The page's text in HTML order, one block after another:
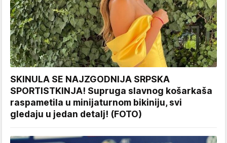
SKINULA SE NAJZGODNIJA SRPSKA
SPORTISTKINJA! Supruga slavnog košarkaša
raspametila u minijaturnom bikiniju, svi
gledaju u jedan detalj! (FOTO)